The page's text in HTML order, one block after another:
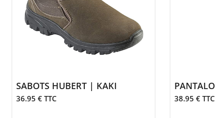
SABOTS HUBERT | KAKI
36.95 € TTC 38.95 € TTC